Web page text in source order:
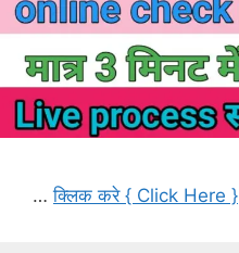
…क्लिक करे { Click Here }